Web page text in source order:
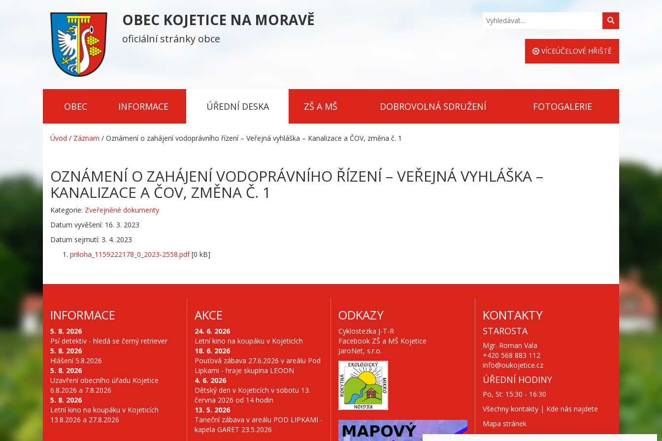
OBEC KOJETICE NA MORAVĚ
oficiální stránky obce
Hledat
VÍCEÚČELOVÉ HŘIŠTĚ
OBEC INFORMACE ÚŘEDNÍ DESKA ZŠ A MŠ DOBROVOLNÁ SDRUŽENÍ FOTOGALERIE
Úvod / Záznam / Oznámení o zahájení vodoprávního řízení – Veřejná vyhláška – Kanalizace a ČOV, změna č. 1
OZNÁMENÍ O ZAHÁJENÍ VODOPRÁVNÍHO ŘÍZENÍ – VEŘEJNÁ VYHLÁŠKA –
KANALIZACE A ČOV, ZMĚNA Č. 1
Kategorie: Zveřejněné dokumenty
Datum vyvěšení: 16. 3. 2023
Datum sejmutí: 3. 4. 2023
priloha_1159222178_0_2023-2558.pdf[0 kB]
INFORMACE
5. 8. 2026
Psí detektiv - hledá se černý retriever
5. 8. 2026
Hlášení 5.8.2026
5. 8. 2026
Uzavření obecního úřadu Kojetice
6.8.2026 a 7.8.2026
5. 8. 2026
Letní kino na koupáku v Kojeticích
13.8.2026 a 27.8.2026
AKCE
24. 6. 2026
Letní kino na koupáku v Kojeticích
18. 6. 2026
Pouťová zábava 27.6.2026 v areálu Pod
Lipkami - hraje skupina LEOON
4. 6. 2026
Dětský den v Kojeticích v sobotu 13.
června 2026 od 14 hodin
13. 5. 2026
Taneční zábava v areálu POD LIPKAMI -
kapela GARET 23.5.2026
ODKAZY
Cyklostezka J-T-R
Facebook ZŠ a MŠ Kojetice
JaroNet, s.r.o.
KONTAKTY
STAROSTA
Mgr. Roman Vala
+420 568 883 112
info@oukojetice.cz
ÚŘEDNÍ HODINY
Po, St: 15:30 - 16:30
Všechny kontakty | Kde nás najdete
Mapa stránek